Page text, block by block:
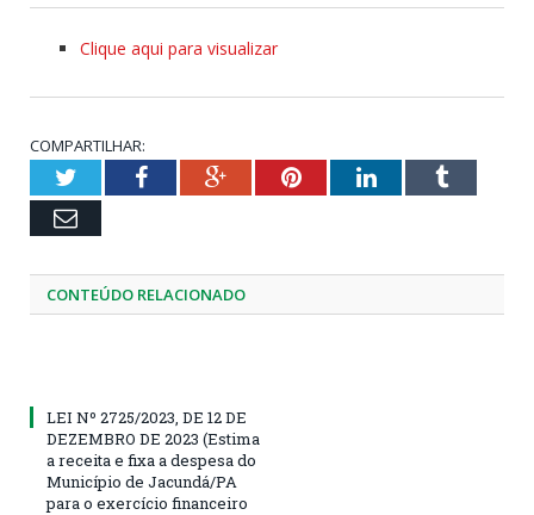
Clique aqui para visualizar
COMPARTILHAR:
TwitterFacebookGoogle+PinterestLinkedInTumblr
Email
CONTEÚDO RELACIONADO
LEI Nº 2725/2023, DE 12 DE
DEZEMBRO DE 2023 (Estima
a receita e fixa a despesa do
Município de Jacundá/PA
para o exercício financeiro